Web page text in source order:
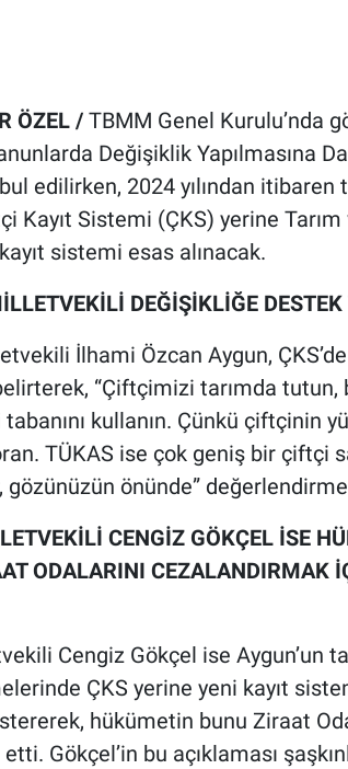
ÖZEL /TBMM Genel Kurulu’nda
Değişiklik Yapılmasına
edilirken, 2024 yılından
Kayıt Sistemi (ÇKS) yerine Tarım
sistemi esas alınacak.
DEĞİŞİKLİĞE
İlhami Özcan Aygun,
“Çiftçimizi tarımda tutun,
kullanın. Çünkü çiftçinin
TÜKAS ise çok geniş bir çiftçi
gözünüzün önünde”
CENGİZ GÖKÇEL İSE
ODALARINI CEZALANDIRMAK
Cengiz Gökçel ise Aygun’un
ÇKS yerine yeni kayıt
hükümetin bunu Ziraat
Gökçel’in bu açıklaması